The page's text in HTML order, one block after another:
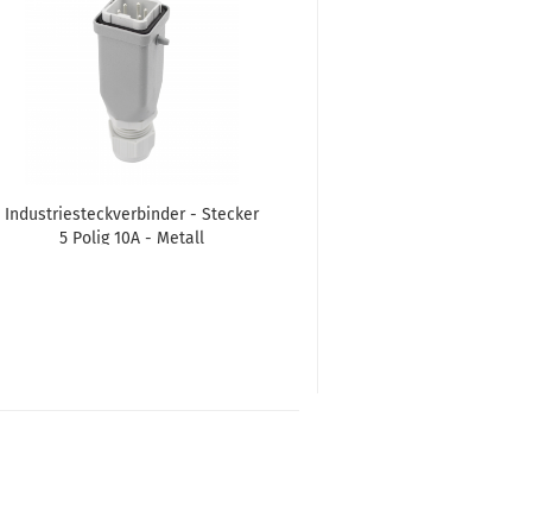
In­dus­trie­steck­ver­bin­der - Ste­cker
5 Polig 10A - Me­tall